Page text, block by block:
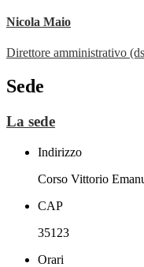
Nicola Maio
Direttore amministrativo
Sede
La sede
Indirizzo
Corso Vittorio
CAP
35123
Orari